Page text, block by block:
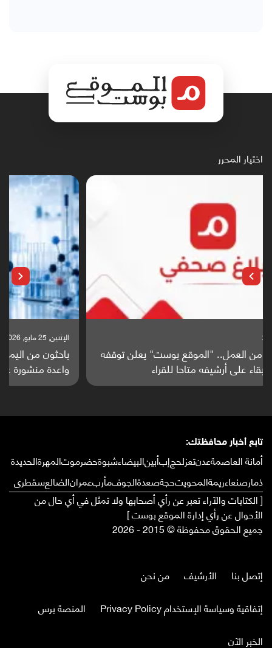
اختيار المحرر
باحثون من اليمن يدخلون سباق أبحاث ألزهايمر بدراسة
واعدة منشورة عالميا (ترجمة)
تابع أخبار محافظتك:
أمانة العاصمةعدنتعزلحجإبأبينالبيضاءشبوةحضرموتالمهرةالحديدة
ذمارصنعاءريمةالمحويتحجةصعدةالجوفمأربعمرانالضالعسقطرى
[ الكتابات والآراء تعبر عن رأي أصحابها ولا تمثل في أي حال من
الأحوال عن رأي إدارة الموقع بوست ]
جميع الحقوق محفوظة © 2015 - 2026
إتصل بنا الأرشيف
من نحن
إتفاقية وسياسة الإستخدام Privacy Policy
المنصة برس
الخبر الآن